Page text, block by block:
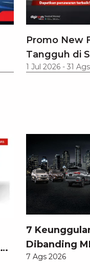
Promo New
Tangguh di
1 Jul 2026 - 31
7
Dibanding
Anda Ketahui
7 Ags 2026